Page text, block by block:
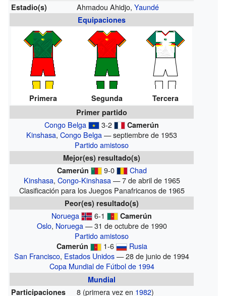
Estadio(s) Ahmadou Ahidjo,Yaundé
Equipaciones
Primera Segunda
Tercera
Primer partido
Congo Belga 3-2 Camerún
Kinshasa,Congo Belga— septiembre de 1953
Partido amistoso
Mejor(es) resultado(s)
Camerún
9-0
Chad
Kinshasa, Congo-Kinshasa— 7 de abril de 1965
Clasificación para los Juegos Panafricanos de 1965
Peor(es) resultado(s)
Noruega 6-1 Camerún
Oslo, Noruega— 31 de octubre de 1990
Partido amistoso
Camerún 1-6
Rusia
San Francisco, Estados Unidos— 28 de junio de 1994
Copa Mundial de Fútbol de 1994
Mundial
Participaciones
8 (primera vez en 1982)